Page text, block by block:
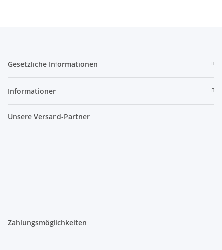
Gesetzliche Informationen
Informationen
Unsere Versand-Partner
Zahlungsmöglichkeiten